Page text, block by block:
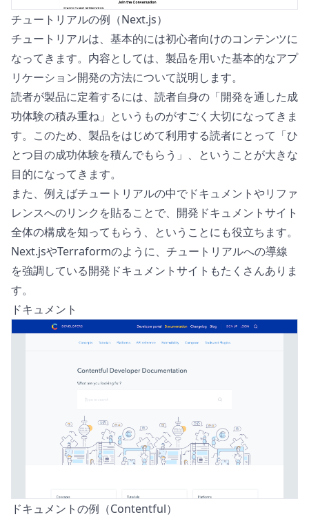
チュートリアルの例（Next.js）
チュートリアルは、基本的には初心者向けのコンテンツに
なってきます。内容としては、製品を用いた基本的なアプ
リケーション開発の方法について説明します。
読者が製品に定着するには、読者自身の「開発を通した成
功体験の積み重ね」というものがすごく大切になってきま
す。このため、製品をはじめて利用する読者にとって「ひ
とつ目の成功体験を積んでもらう」、ということが大きな
目的になってきます。
また、例えばチュートリアルの中でドキュメントやリファ
レンスへのリンクを貼ることで、開発ドキュメントサイト
全体の構成を知ってもらう、ということにも役立ちます。
Next.jsやTerraformのように、チュートリアルへの導線
を強調している開発ドキュメントサイトもたくさんありま
す。
ドキュメント
ドキュメントの例（Contentful）